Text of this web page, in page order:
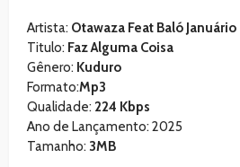
Artista: Otawaza Feat Baló Januário
Titulo: Faz Alguma Coisa
Gênero: Kuduro
Formato:Mp3
Qualidade: 224 Kbps
Ano de Lançamento: 2025
Tamanho: 3MB